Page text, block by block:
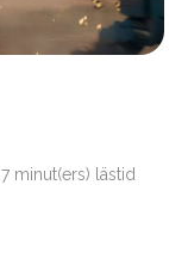
7 minut(ers) lästid